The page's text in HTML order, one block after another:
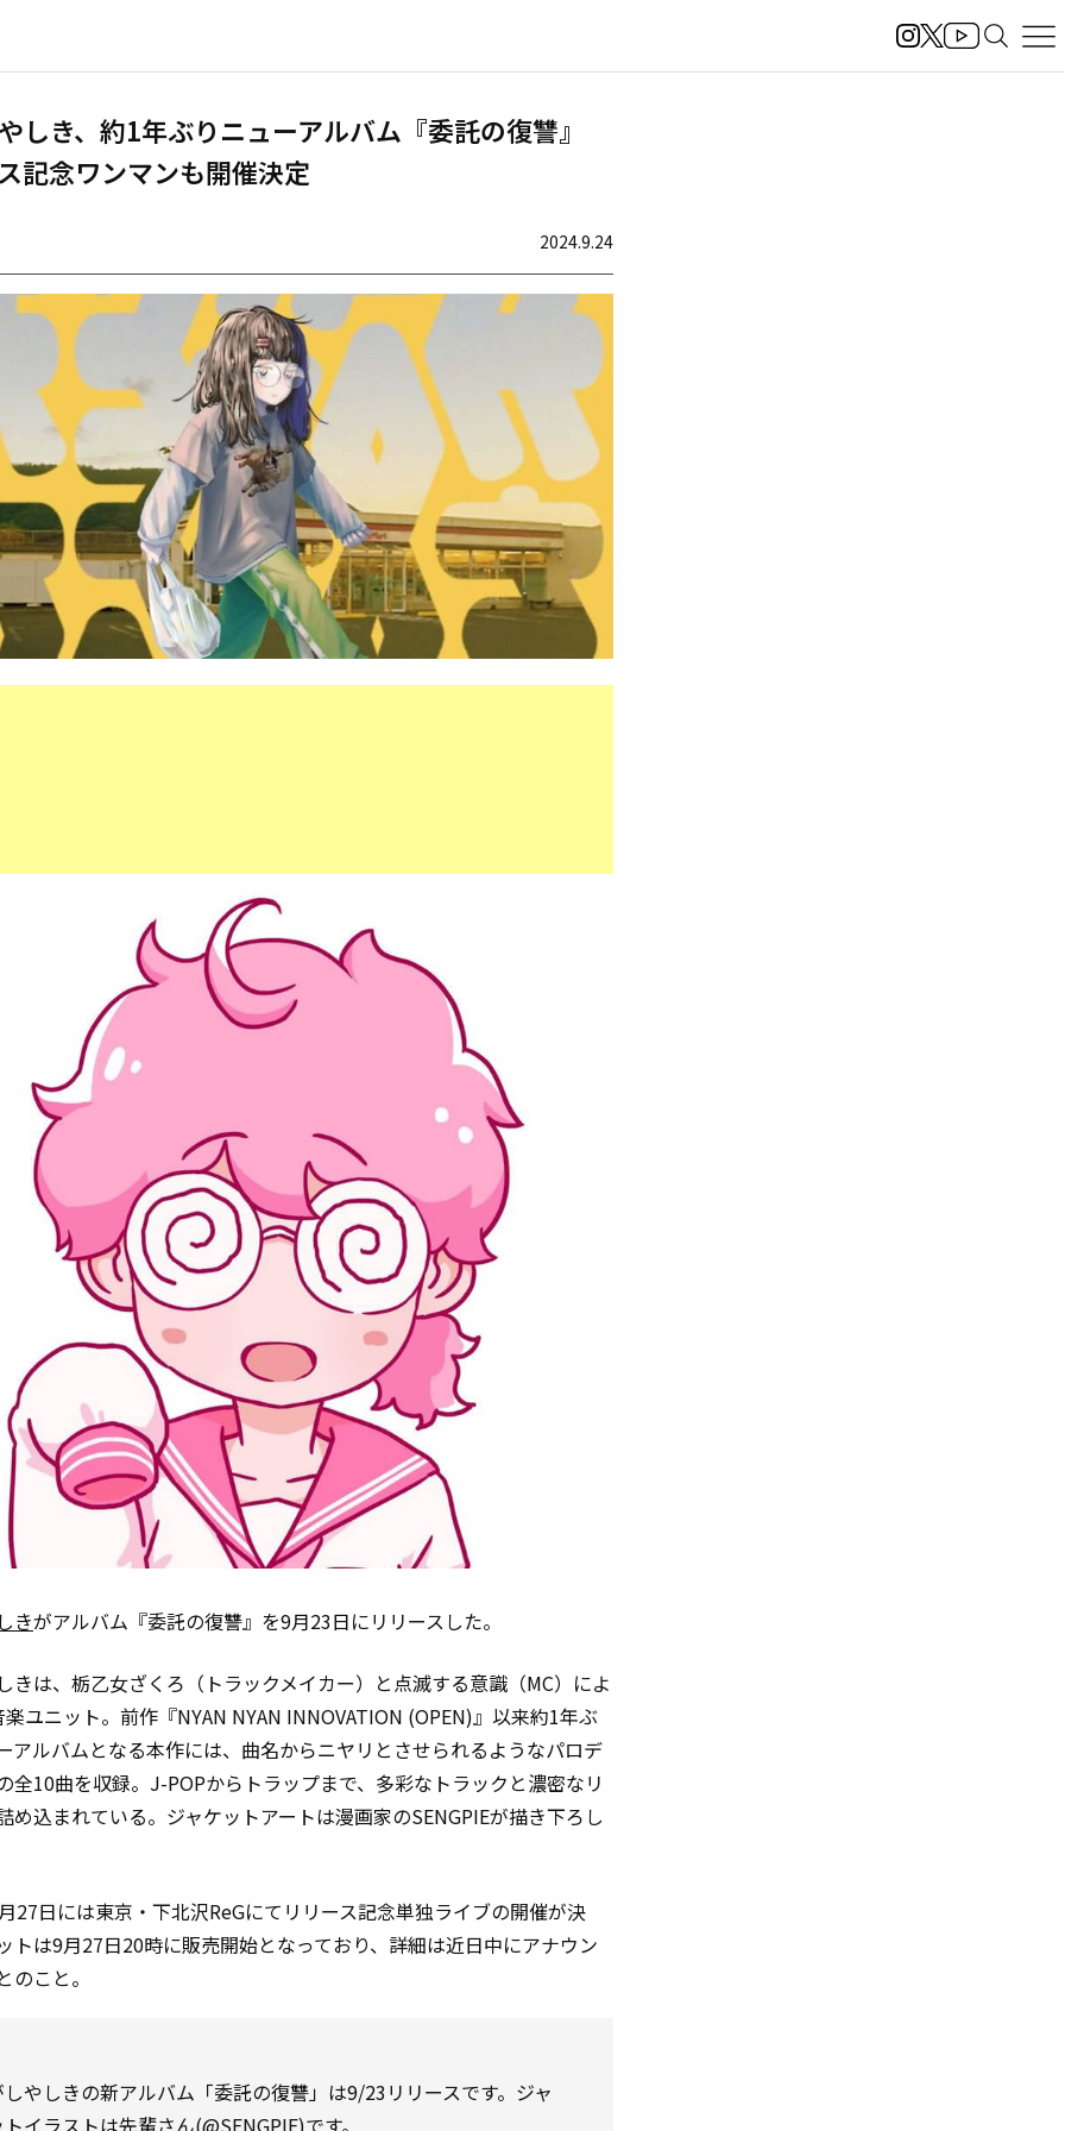
しき、約1年ぶりニューアルバム『委託の復讐』
記念ワンマンも開催決定
2024.9.24
きがアルバム『委託の復讐』を9月23日にリリースした。
きは、栃乙女ざくろ（トラックメイカー）と点滅する意識（MC）によ
ユニット。前作『NYAN NYAN INNOVATION (OPEN)』以来約1年ぶ
アルバムとなる本作には、曲名からニヤリとさせられるようなパロデ
全10曲を収録。J-POPからトラップまで、多彩なトラックと濃密なリ
め込まれている。ジャケットアートは漫画家のSENGPIEが描き下ろし
27日には東京・下北沢ReGにてリリース記念単独ライブの開催が決
トは9月27日20時に販売開始となっており、詳細は近日中にアナウン
のこと。
やしきの新アルバム「委託の復讐」は9/23リリースです。ジャ
イラストは先輩さん(@SENGPIE)です。